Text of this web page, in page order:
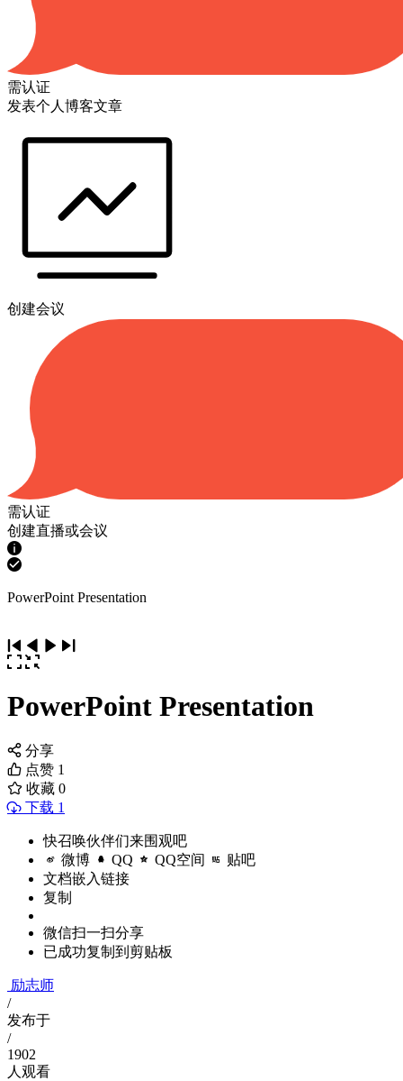
需认证
发表个人博客文章
创建会议
需认证
创建直播或会议
PowerPoint Presentation
PowerPoint Presentation
分享
点赞 1
收藏 0
下载 1
快召唤伙伴们来围观吧
微博 QQ QQ空间 贴吧
文档嵌入链接
复制
微信扫一扫分享
已成功复制到剪贴板
励志师
/
发布于
/
1902
人观看